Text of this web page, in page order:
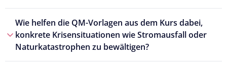
Wie helfen die QM-Vorlagen aus dem Kurs dabei,
konkrete Krisensituationen wie Stromausfall oder
Naturkatastrophen zu bewältigen?